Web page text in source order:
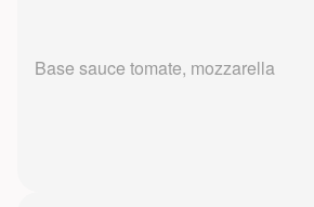
Base sauce tomate, mozzarella